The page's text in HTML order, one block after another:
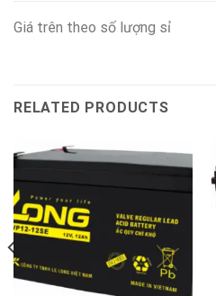
Giá trên theo số lượng sỉ
RELATED PRODUCTS